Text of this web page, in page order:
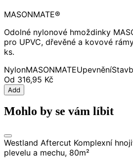
MASONMATE®
Odolné nylonové hmoždinky
pro UPVC, dřevěné a kovové
ks.
NylonMASONMATEUpevnění
Od 316,95 Kč
Add
Mohlo by se vám líbit
Westland Aftercut Komplexní
plevelu a mechu, 80m²